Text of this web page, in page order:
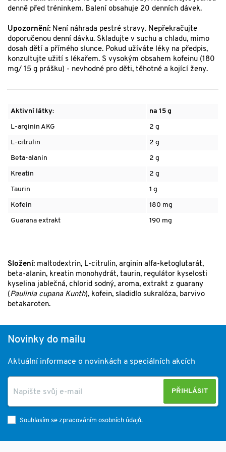
denně před tréninkem. Balení obsahuje 20 denních dávek.
Upozornění: Není náhrada pestré stravy. Nepřekračujte
doporučenou denní dávku. Skladujte v suchu a chladu, mimo
dosah dětí a přímého slunce. Pokud užíváte léky na předpis,
konzultujte užití s lékařem. S vysokým obsahem kofeinu (180
mg/ 15 g prášku) - nevhodné pro děti, těhotné a kojící ženy.
Aktivní látky: na 15 g
L-arginin AKG 2 g
L-citrulin 2 g
Beta-alanin 2 g
Kreatin 2 g
Taurin 1 g
Kofein 180 mg
Guarana extrakt 190 mg
Složení: maltodextrin, L-citrulin, arginin alfa-ketoglutarát,
beta-alanin, kreatin monohydrát, taurin, regulátor kyselosti
kyselina jablečná, chlorid sodný, aroma, extrakt z guarany
(Paulinia cupana Kunth), kofein, sladidlo sukralóza, barvivo
betakaroten.
Novinky do mailu
Aktuální informace o novinkách a speciálních akcích
PŘIHLÁSIT
Souhlasím se zpracováním osobních údajů.